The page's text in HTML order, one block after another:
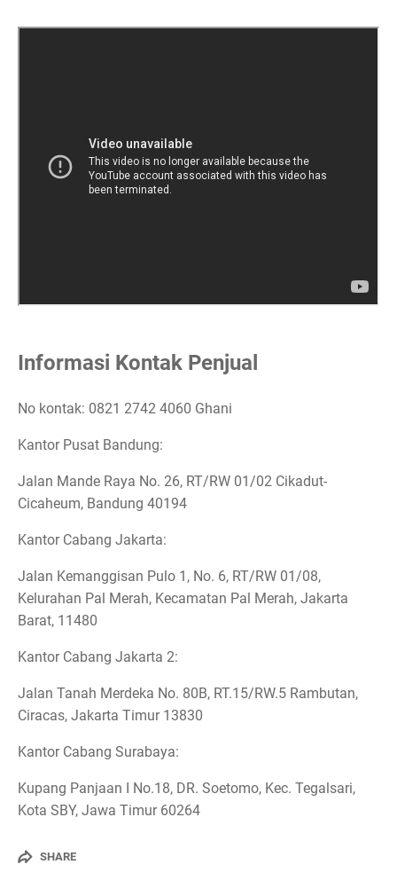
Informasi Kontak Penjual
No kontak: 0821 2742 4060 Ghani
Kantor Pusat Bandung:
Jalan Mande Raya No. 26, RT/RW 01/02 Cikadut-
Cicaheum, Bandung 40194
Kantor Cabang Jakarta:
Jalan Kemanggisan Pulo 1, No. 6, RT/RW 01/08,
Kelurahan Pal Merah, Kecamatan Pal Merah, Jakarta
Barat, 11480
Kantor Cabang Jakarta 2:
Jalan Tanah Merdeka No. 80B, RT.15/RW.5 Rambutan,
Ciracas, Jakarta Timur 13830
Kantor Cabang Surabaya:
Kupang Panjaan I No.18, DR. Soetomo, Kec. Tegalsari,
Kota SBY, Jawa Timur 60264
SHARE